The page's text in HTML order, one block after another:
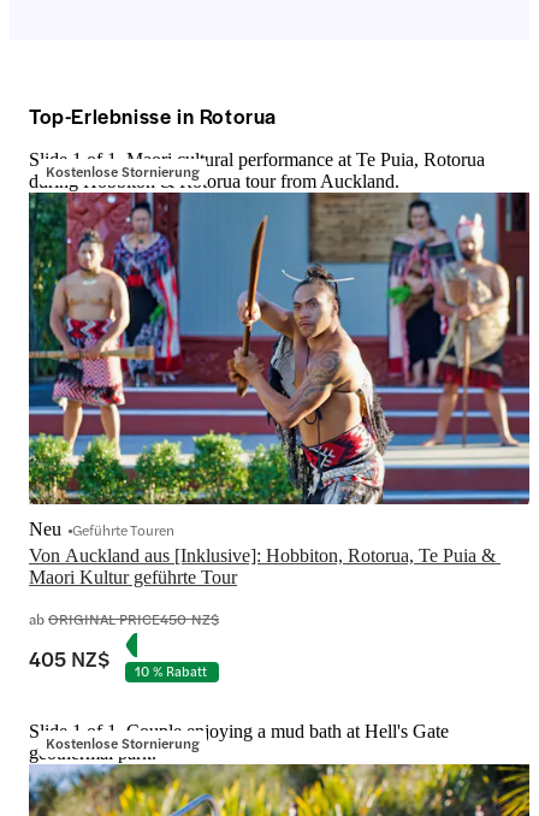
Top-Erlebnisse in Rotorua
Kostenlose Stornierung
Slide 1 of 1, Maori cultural performance at Te Puia, Rotorua
during Hobbiton & Rotorua tour from Auckland.
Von Auckland aus [Inklusive]: Hobbiton, Rotorua, Te Puia &
Maori Kultur geführte Tour
Neu Geführte Touren
abORIGINAL PRICE450 NZ$
405 NZ$ 10 % Rabatt
Kostenlose Stornierung
Slide 1 of 1, Couple enjoying a mud bath at Hell's Gate
geothermal park.